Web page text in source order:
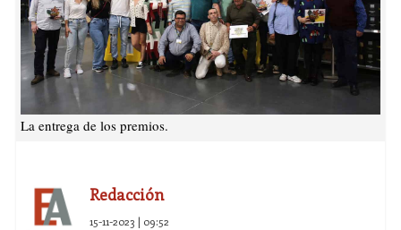
La entrega de los premios.
Redacción
15-11-2023 | 09:52